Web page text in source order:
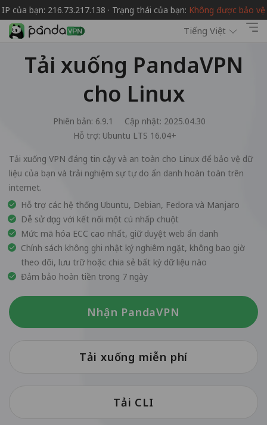
IP của bạn: 216.73.217.138 · Trạng thái của bạn: Không được bảo vệ
Tiếng Việt
Tải xuống PandaVPN
cho Linux
Phiên bản: 6.9.1
Cập nhật: 2025.04.30
Hỗ trợ: Ubuntu LTS 16.04+
Tải xuống VPN đáng tin cậy và an toàn cho Linux để bảo vệ dữ
liệu của bạn và trải nghiệm sự tự do ẩn danh hoàn toàn trên
internet.
Hỗ trợ các hệ thống Ubuntu, Debian, Fedora và Manjaro
Dễ sử dụng với kết nối một cú nhấp chuột
Mức mã hóa ECC cao nhất, giữ duyệt web ẩn danh
Chính sách không ghi nhật ký nghiêm ngặt, không bao giờ
theo dõi, lưu trữ hoặc chia sẻ bất kỳ dữ liệu nào
Đảm bảo hoàn tiền trong 7 ngày
Nhận PandaVPN
Tải xuống miễn phí
Tải CLI